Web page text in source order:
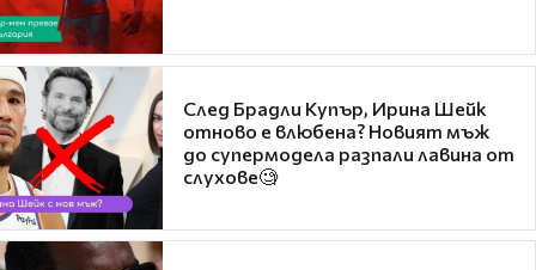
След Брадли Купър, Ирина Шейк
отново е влюбена? Новият мъж
до супермодела разпали лавина от
слухове🧐